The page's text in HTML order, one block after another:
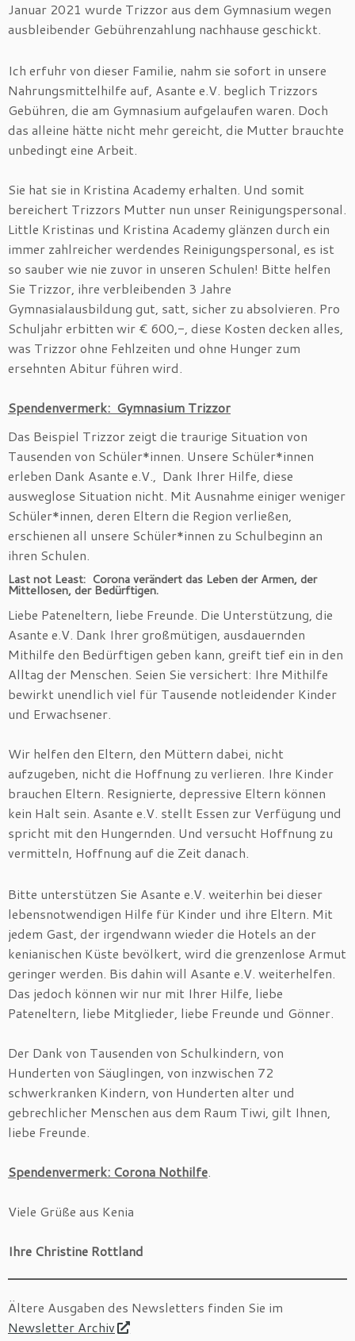
Januar 2021 wurde Trizzor aus dem Gymnasium wegen
ausbleibender Gebührenzahlung nachhause geschickt.
Ich erfuhr von dieser Familie, nahm sie sofort in unsere
Nahrungsmittelhilfe auf, Asante e.V. beglich Trizzors
Gebühren, die am Gymnasium aufgelaufen waren. Doch
das alleine hätte nicht mehr gereicht, die Mutter brauchte
unbedingt eine Arbeit.
Sie hat sie in Kristina Academy erhalten. Und somit
bereichert Trizzors Mutter nun unser Reinigungspersonal.
Little Kristinas und Kristina Academy glänzen durch ein
immer zahlreicher werdendes Reinigungspersonal, es ist
so sauber wie nie zuvor in unseren Schulen! Bitte helfen
Sie Trizzor, ihre verbleibenden 3 Jahre
Gymnasialausbildung gut, satt, sicher zu absolvieren. Pro
Schuljahr erbitten wir € 600,-, diese Kosten decken alles,
was Trizzor ohne Fehlzeiten und ohne Hunger zum
ersehnten Abitur führen wird.
Spendenvermerk: Gymnasium Trizzor
Das Beispiel Trizzor zeigt die traurige Situation von
Tausenden von Schüler*innen. Unsere Schüler*innen
erleben Dank Asante e.V., Dank Ihrer Hilfe, diese
ausweglose Situation nicht. Mit Ausnahme einiger weniger
Schüler*innen, deren Eltern die Region verließen,
erschienen all unsere Schüler*innen zu Schulbeginn an
ihren Schulen.
Last not Least: Corona verändert das Leben der Armen, der
Mittellosen, der Bedürftigen.
Liebe Pateneltern, liebe Freunde. Die Unterstützung, die
Asante e.V. Dank Ihrer großmütigen, ausdauernden
Mithilfe den Bedürftigen geben kann, greift tief ein in den
Alltag der Menschen. Seien Sie versichert: Ihre Mithilfe
bewirkt unendlich viel für Tausende notleidender Kinder
und Erwachsener.
Wir helfen den Eltern, den Müttern dabei, nicht
aufzugeben, nicht die Hoffnung zu verlieren. Ihre Kinder
brauchen Eltern. Resignierte, depressive Eltern können
kein Halt sein. Asante e.V. stellt Essen zur Verfügung und
spricht mit den Hungernden. Und versucht Hoffnung zu
vermitteln, Hoffnung auf die Zeit danach.
Bitte unterstützen Sie Asante e.V. weiterhin bei dieser
lebensnotwendigen Hilfe für Kinder und ihre Eltern. Mit
jedem Gast, der irgendwann wieder die Hotels an der
kenianischen Küste bevölkert, wird die grenzenlose Armut
geringer werden. Bis dahin will Asante e.V. weiterhelfen.
Das jedoch können wir nur mit Ihrer Hilfe, liebe
Pateneltern, liebe Mitglieder, liebe Freunde und Gönner.
Der Dank von Tausenden von Schulkindern, von
Hunderten von Säuglingen, von inzwischen 72
schwerkranken Kindern, von Hunderten alter und
gebrechlicher Menschen aus dem Raum Tiwi, gilt Ihnen,
liebe Freunde.
Spendenvermerk: Corona Nothilfe
Viele Grüße aus Kenia
Ihre Christine Rottland
Ältere Ausgaben des Newsletters finden Sie im
Newsletter Archiv